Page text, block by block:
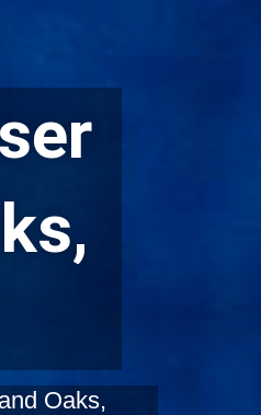
Oaks,